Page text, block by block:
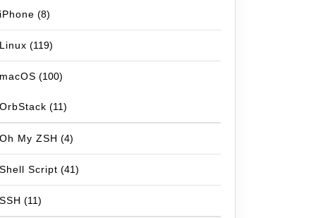
iPhone (8)
Linux (119)
macOS (100)
OrbStack (11)
Oh My ZSH (4)
Shell Script (41)
SSH (11)